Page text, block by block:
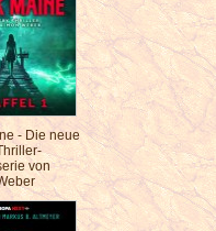
- Die neue
von